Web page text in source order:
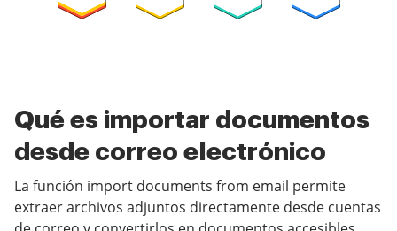
Qué es importar documentos
desde correo electrónico
La función import documents from email permite
extraer archivos adjuntos directamente desde cuentas